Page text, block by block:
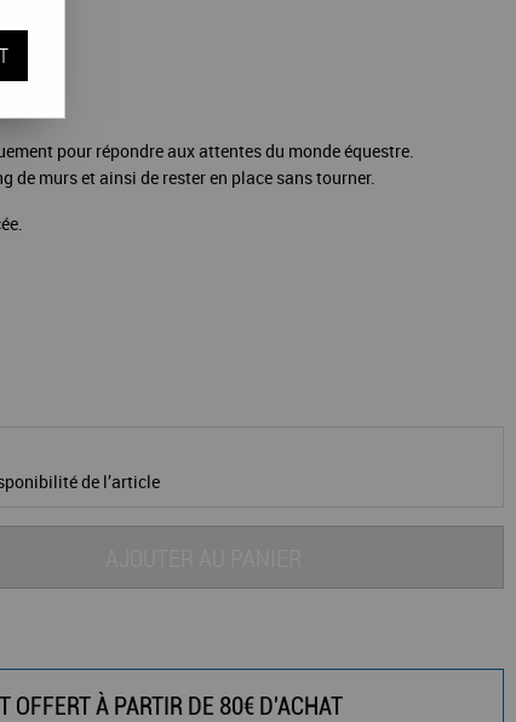
pour répondre aux attentes du monde équestre.
de murs et ainsi de rester en place sans tourner.
de l’article
OFFERT À PARTIR DE 80€ D'ACHAT